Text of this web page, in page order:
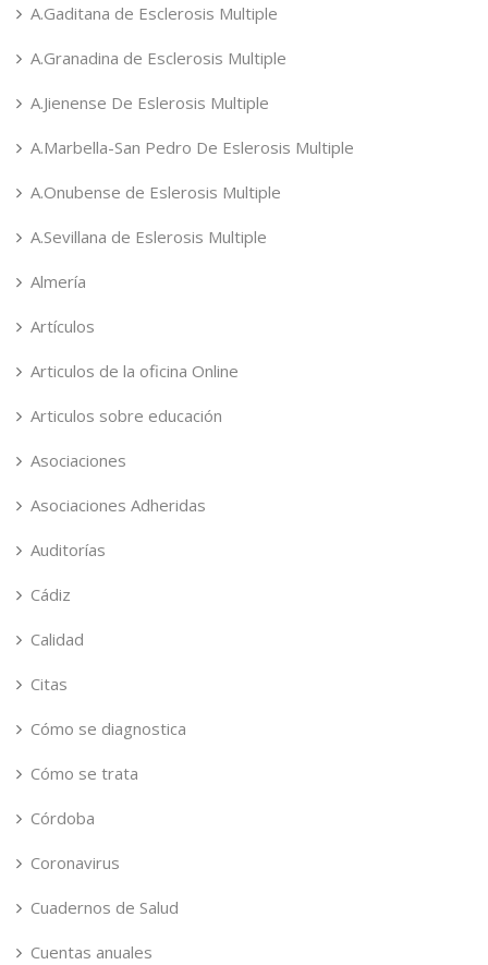
A.Gaditana de Esclerosis Multiple
A.Granadina de Esclerosis Multiple
A.Jienense De Eslerosis Multiple
A.Marbella-San Pedro De Eslerosis Multiple
A.Onubense de Eslerosis Multiple
A.Sevillana de Eslerosis Multiple
Almería
Artículos
Articulos de la oficina Online
Articulos sobre educación
Asociaciones
Asociaciones Adheridas
Auditorías
Cádiz
Calidad
Citas
Cómo se diagnostica
Cómo se trata
Córdoba
Coronavirus
Cuadernos de Salud
Cuentas anuales